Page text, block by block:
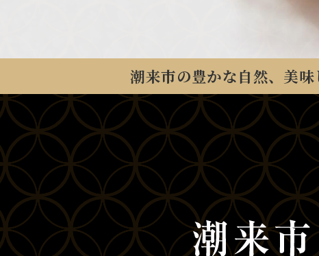
潮来市の豊かな自然、美